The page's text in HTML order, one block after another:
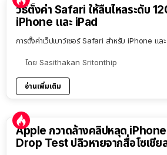
วิธีตั้งค่า Safari ให้ลื่นไหลระดับ
iPhone และ iPad
การตั้งค่าเว็ปเบาว์เซอร์ Safari สำหรับ iPhone แ
โดย Sasithakan Sritonthip
อ่านเพิ่มเติม
Apple กวาดล้างคลิปหลุด
Drop Test ปลิวหายจากสื่อโซเชีย